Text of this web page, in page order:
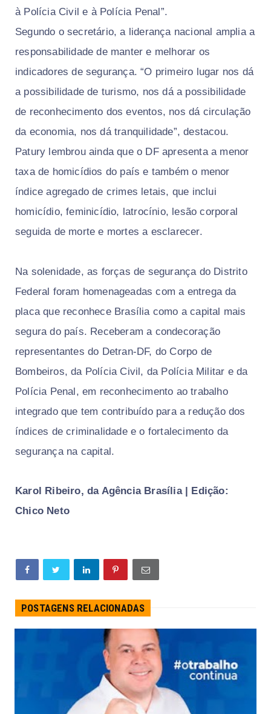
à Polícia Civil e à Polícia Penal”.
Segundo o secretário, a liderança nacional amplia a
responsabilidade de manter e melhorar os
indicadores de segurança. “O primeiro lugar nos dá
a possibilidade de turismo, nos dá a possibilidade
de reconhecimento dos eventos, nos dá circulação
da economia, nos dá tranquilidade”, destacou.
Patury lembrou ainda que o DF apresenta a menor
taxa de homicídios do país e também o menor
índice agregado de crimes letais, que inclui
homicídio, feminicídio, latrocínio, lesão corporal
seguida de morte e mortes a esclarecer.
Na solenidade, as forças de segurança do Distrito
Federal foram homenageadas com a entrega da
placa que reconhece Brasília como a capital mais
segura do país. Receberam a condecoração
representantes do Detran-DF, do Corpo de
Bombeiros, da Polícia Civil, da Polícia Militar e da
Polícia Penal, em reconhecimento ao trabalho
integrado que tem contribuído para a redução dos
índices de criminalidade e o fortalecimento da
segurança na capital.
Karol Ribeiro, da Agência Brasília | Edição:
Chico Neto
POSTAGENS RELACIONADAS